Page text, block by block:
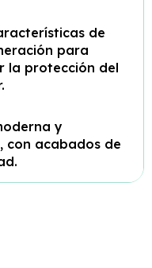
de
para
la protección del
y
con acabados de